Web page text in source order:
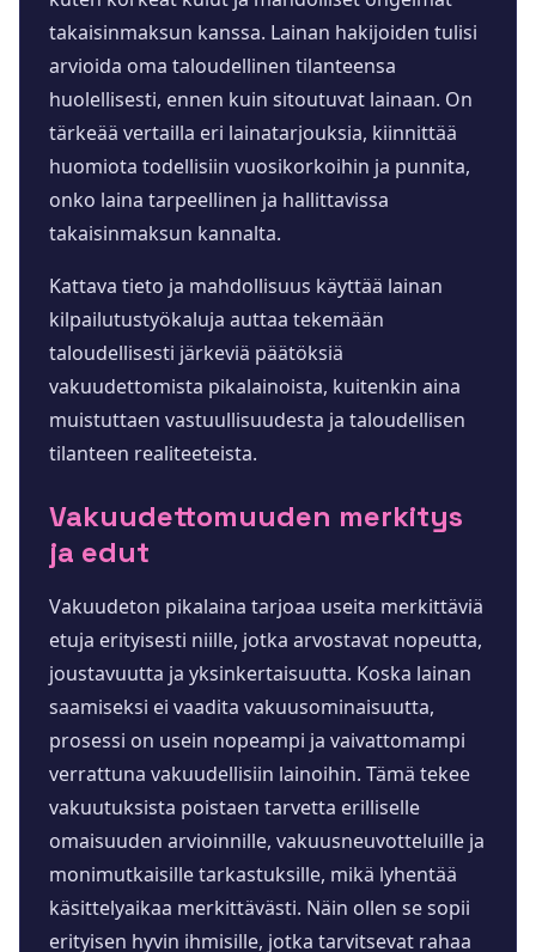
takaisinmaksun kanssa. Lainan hakijoiden tulisi
arvioida oma taloudellinen tilanteensa
huolellisesti, ennen kuin sitoutuvat lainaan. On
tärkeää vertailla eri lainatarjouksia, kiinnittää
huomiota todellisiin vuosikorkoihin ja punnita,
onko laina tarpeellinen ja hallittavissa
takaisinmaksun kannalta.
Kattava tieto ja mahdollisuus käyttää lainan
kilpailutustyökaluja auttaa tekemään
taloudellisesti järkeviä päätöksiä
vakuudettomista pikalainoista, kuitenkin aina
muistuttaen vastuullisuudesta ja taloudellisen
tilanteen realiteeteista.
Vakuudettomuuden merkitys
ja edut
Vakuudeton pikalaina tarjoaa useita merkittäviä
etuja erityisesti niille, jotka arvostavat nopeutta,
joustavuutta ja yksinkertaisuutta. Koska lainan
saamiseksi ei vaadita vakuusominaisuutta,
prosessi on usein nopeampi ja vaivattomampi
verrattuna vakuudellisiin lainoihin. Tämä tekee
vakuutuksista poistaen tarvetta erilliselle
omaisuuden arvioinnille, vakuusneuvotteluille ja
monimutkaisille tarkastuksille, mikä lyhentää
käsittelyaikaa merkittävästi. Näin ollen se sopii
erityisen hyvin ihmisille, jotka tarvitsevat rahaa